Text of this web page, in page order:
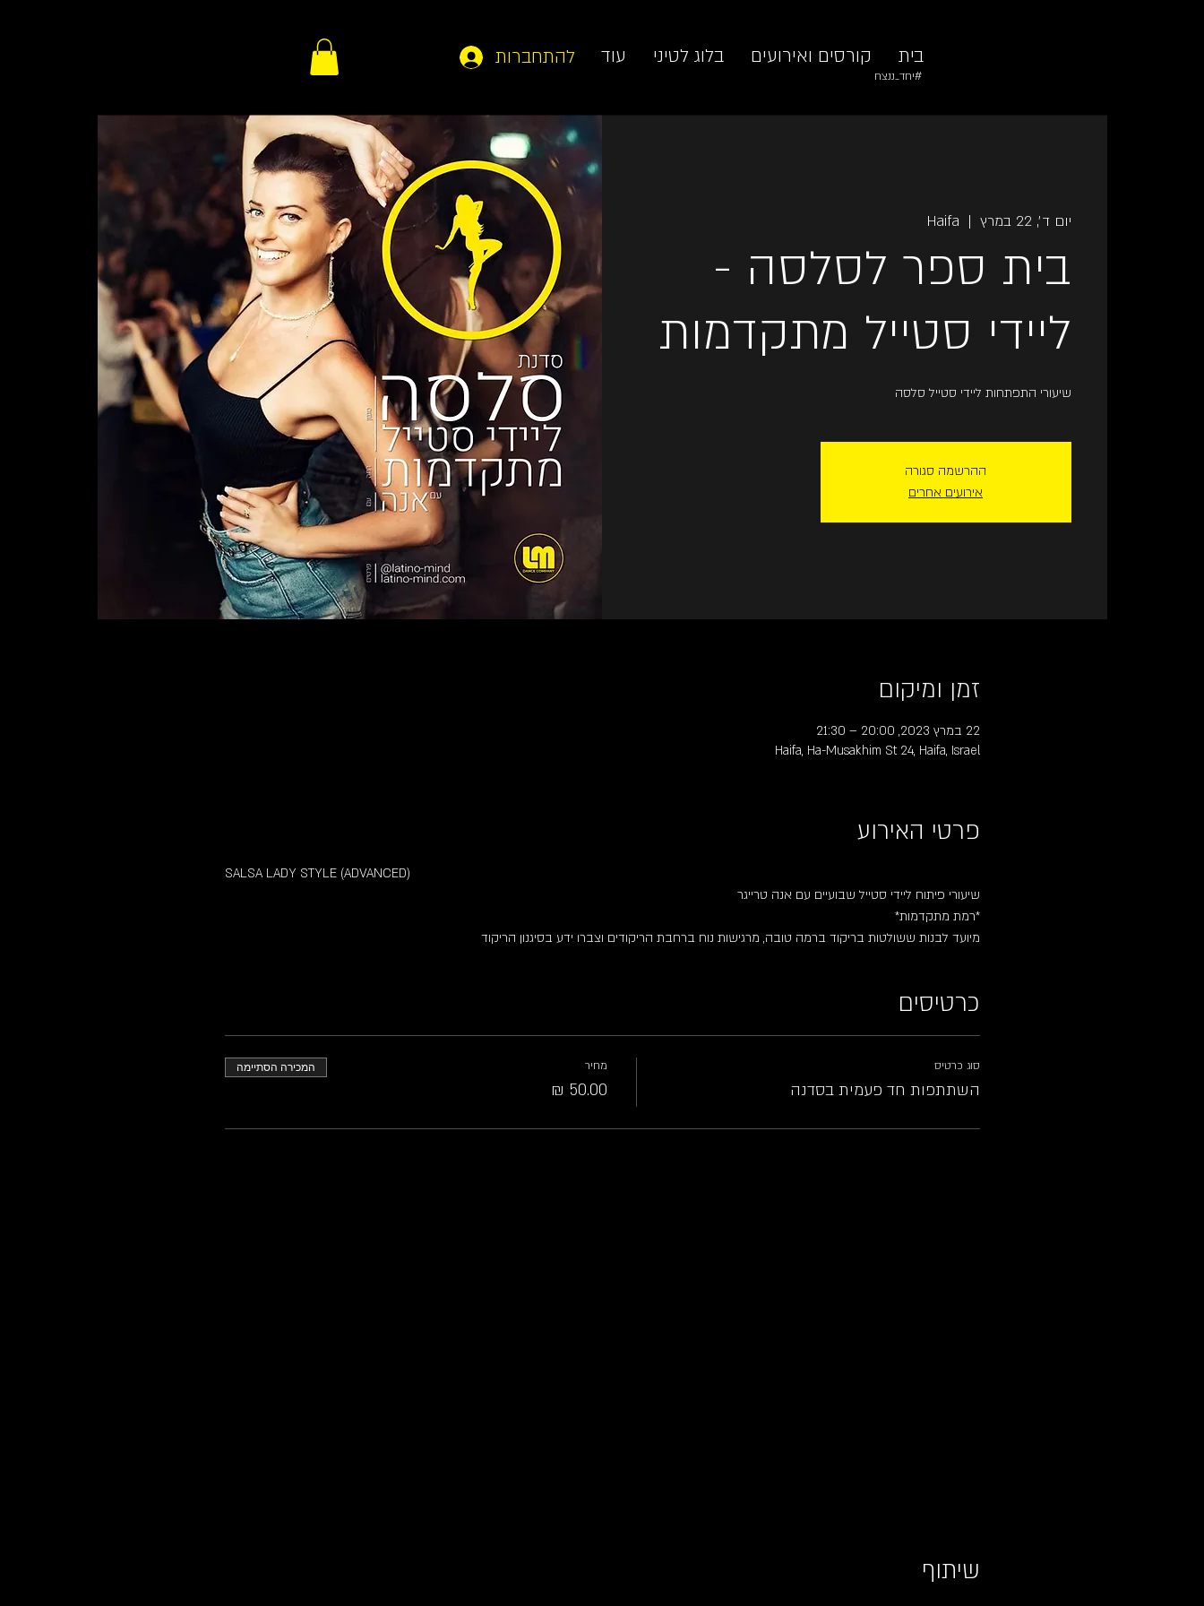
להתחברות בית קורסים ואירועים בלוג לטיני עוד
#יחד_ננצח
יום ד׳, 22 במרץ
  |
Haifa
בית ספר לסלסה -
ליידי סטייל מתקדמות
שיעורי התפתחות ליידי סטייל סלסה
ההרשמה סגורה
אירועים אחרים
זמן ומיקום
22 במרץ 2023, 20:00 – 21:30
Haifa, Ha-Musakhim St 24, Haifa, Israel
פרטי האירוע
SALSA LADY STYLE (ADVANCED)
שיעורי פיתוח ליידי סטייל שבועיים עם אנה טרייגר
*רמת מתקדמות*
מיועד לבנות ששולטות בריקוד ברמה טובה, מרגישות נוח ברחבת הריקודים וצברו ידע בסיגנון הריקוד
כרטיסים
סוג כרטיס
השתתפות חד פעמית בסדנה
מחיר המכירה הסתיימה
שיתוף